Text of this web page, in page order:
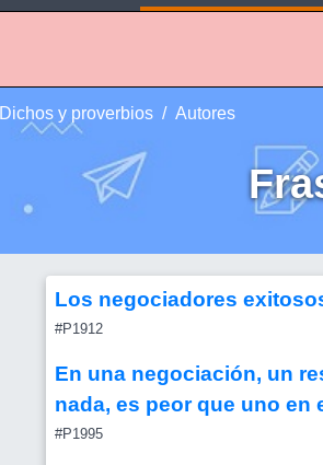
Dichos y proverbios Autores
Los negociadores
#P1912
En una negociación, un
nada, es peor que uno en
#P1995